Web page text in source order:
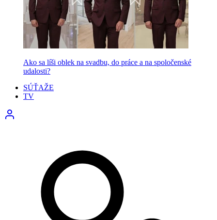
Ako sa líši oblek na svadbu, do práce a na spoločenské
udalosti?
SÚŤAŽE
TV